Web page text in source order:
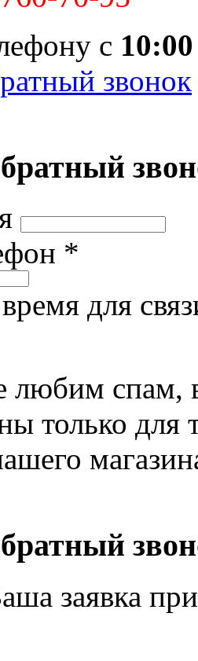
с 10:00
звонок
*
для
спам,
только для
заявка